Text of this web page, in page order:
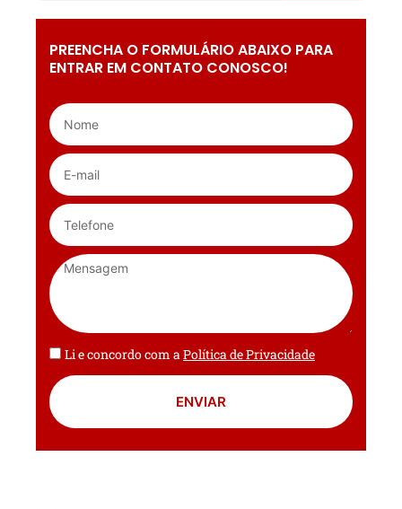
PREENCHA O FORMULÁRIO ABAIXO PARA
ENTRAR EM CONTATO CONOSCO!
Li e concordo com aPolítica de Privacidade
ENVIAR